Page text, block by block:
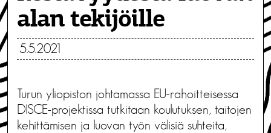
alan tekijöille
5.5.2021
Turun yliopiston johtamassa EU-rahoitteisessa
DISCE-projektissa tutkitaan koulutuksen, taitojen
kehittämisen ja luovan työn välisiä suhteita,